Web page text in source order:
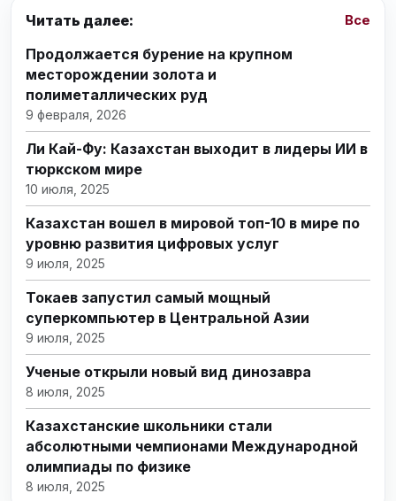
Читать далее: Все
Продолжается бурение на крупном
месторождении золота и
полиметаллических руд
9 февраля, 2026
Ли Кай-Фу: Казахстан выходит в лидеры ИИ в
тюркском мире
10 июля, 2025
Казахстан вошел в мировой топ-10 в мире по
уровню развития цифровых услуг
9 июля, 2025
Токаев запустил самый мощный
суперкомпьютер в Центральной Азии
9 июля, 2025
Ученые открыли новый вид динозавра
8 июля, 2025
Казахстанские школьники стали
абсолютными чемпионами Международной
олимпиады по физике
8 июля, 2025